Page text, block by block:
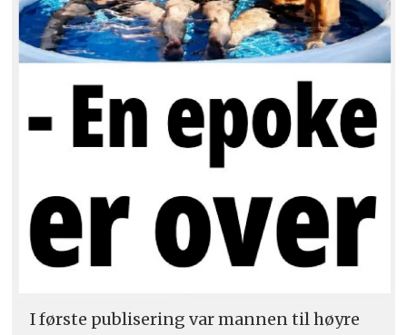
I første publisering var mannen til høyre